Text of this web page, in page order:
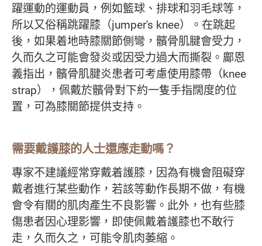
躍運動的運動員，例如籃球、排球和羽毛球等，
所以又俗稱跳躍膝（jumper's knee）。在跳起
後，如果着地時膝關節側彎，髕骨肌腱會受力，
久而久之可能會發炎或因受力過大而撕裂。鄺恩
義指出，髕骨肌腱炎患者可考慮使用膝帶（knee
strap），佩戴於髕骨對下約一隻手指闊度的位
置，可為膝關節提供支持。
需要戴護膝的人士還應走動嗎？
專家不建議經常穿戴着護膝，因為有機會阻礙穿
戴者進行某些動作，若該等動作長期不做，有機
會令有關的肌肉產生不良影響。此外，也有些膝
傷患者因心理影響，即使佩戴着護膝也不敢行
走，久而久之，可能令肌肉萎縮。